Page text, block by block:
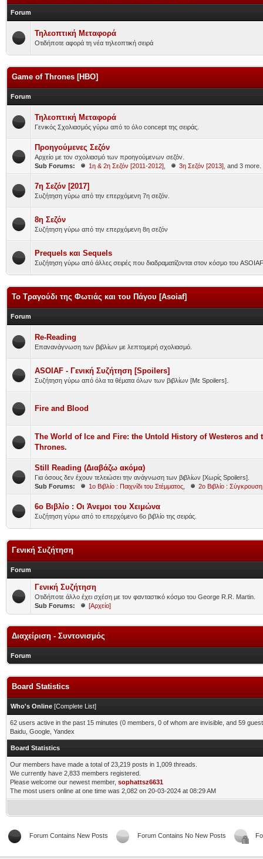
Forum
Τηλεοπτική Μεταφορά
Οτιδήποτε αφορά τη νέα τηλεοπτική σειρά
Game of Thrones [HBO]
Forum
Τηλεοπτική Μεταφορά
Γενικός Σχολιασμός γύρω από το όλο concept της σειράς.
Προηγούμενες Σεζόν
Αρχείο με τον σχολιασμό των προηγούμενων σεζόν.
Sub Forums:
1η & 2η Σεζόν [2011-2012] 3η Σεζόν [2013] , and 3 more.
7η Σεζόν [2017]
Συζήτηση γύρω από την επερχόμενη 7η σεζόν.
8η Σεζόν
Συζήτηση γύρω από την επερχόμενη 8η σεζόν
Prequels και Sequels
Συζήτηση γύρω από άλλες σειρές που διαδραματίζονται στον κόσμο του ASOIAF
Το Τραγούδι της Φωτιάς και του Πάγου [Asoiaf]
Forum
Re-Reading
Επανανάγνωση των βιβλίων με λεπτομερή σχολιασμό.
ASOIAF - Γενική Συζήτηση [Spoilers]
Συζήτηση γύρω από όλα τα θέματα όλων των βιβλίων [Με Spoilers].
Fire and Blood
The World of Ice and Fire: the Untold History of Westeros and
Thrones.
Still Reading (Διαβάζω ακόμα)
Για όσους δεν έχουν τελειώσει την ανάγνωση των βιβλίων [Χωρίς Spoilers].
Sub Forums:
1ο Βιβλίο : Παιχνίδι του Στέμματος 2ο Βιβλίο :
6ο Βιβλίο : Οι Άνεμοι του Χειμώνα
Συζήτηση γύρω από το επερχόμενο 6ο βιβλίο της σειράς.
Γενική Συζήτηση
Forum
Γενική Συζήτηση
Οτιδήποτε άλλο έχει σχέση με τον φανταστικό κόσμο του George R.R. Martin.
Sub Forums:
[Αρχείο]
Διαχείριση - Συντονισμός
Forum
Board Statistics
Who's Online [Complete List]
62 users active in the past 15 minutes (0 members, 0 of whom are invisible, and 59
Baidu, Google, Yandex
Board Statistics
Our members have made a total of 23,219 posts in 1,009 threads.
We currently have 2,833 members registered.
Please welcome our newest member, sophattsz6631
The most users online at one time was 2,082 on 20-03-2024 at 08:29 AM
Forum Contains New Posts Forum Contains No New Posts